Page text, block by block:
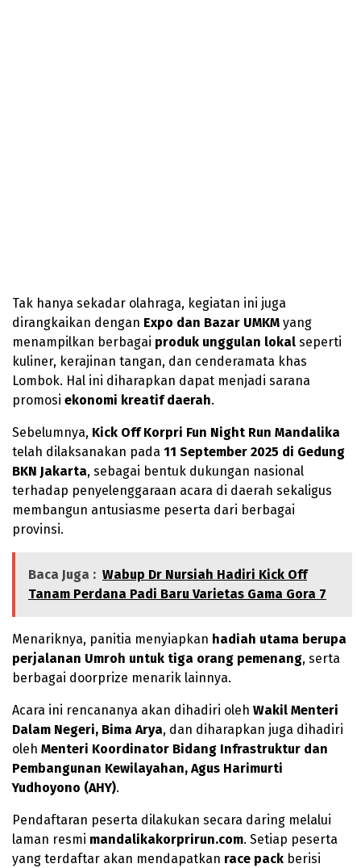
Tak hanya sekadar olahraga, kegiatan ini juga
dirangkaikan dengan Expo dan Bazar UMKM yang
menampilkan berbagai produk unggulan lokal seperti
kuliner, kerajinan tangan, dan cenderamata khas
Lombok. Hal ini diharapkan dapat menjadi sarana
promosi ekonomi kreatif daerah.
Sebelumnya, Kick Off Korpri Fun Night Run Mandalika
telah dilaksanakan pada 11 September 2025 di Gedung
BKN Jakarta, sebagai bentuk dukungan nasional
terhadap penyelenggaraan acara di daerah sekaligus
membangun antusiasme peserta dari berbagai
provinsi.
Baca Juga : Wabup Dr Nursiah Hadiri Kick Off
Tanam Perdana Padi Baru Varietas Gama Gora 7
Menariknya, panitia menyiapkan hadiah utama berupa
perjalanan Umroh untuk tiga orang pemenang, serta
berbagai doorprize menarik lainnya.
Acara ini rencananya akan dihadiri oleh Wakil Menteri
Dalam Negeri, Bima Arya, dan diharapkan juga dihadiri
oleh Menteri Koordinator Bidang Infrastruktur dan
Pembangunan Kewilayahan, Agus Harimurti
Yudhoyono (AHY).
Pendaftaran peserta dilakukan secara daring melalui
laman resmi mandalikakorprirun.com. Setiap peserta
yang terdaftar akan mendapatkan race pack berisi